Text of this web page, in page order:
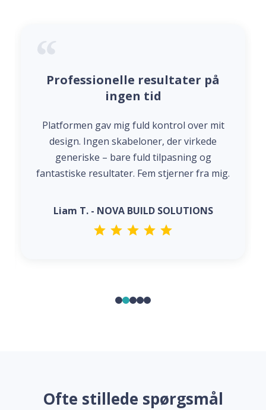
Professionelle resultater på
ingen tid
Platformen gav mig fuld kontrol over mit
design. Ingen skabeloner, der virkede
generiske – bare fuld tilpasning og
fantastiske resultater. Fem stjerner fra mig.
Liam T. - NOVA BUILD SOLUTIONS
Ofte stillede spørgsmål